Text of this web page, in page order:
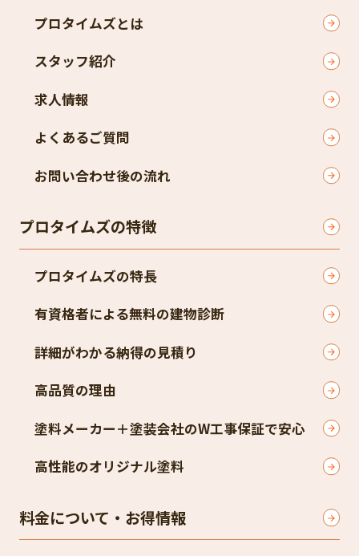
プロタイムズとは
スタッフ紹介
求人情報
よくあるご質問
お問い合わせ後の流れ
プロタイムズの特徴
プロタイムズの特長
有資格者による無料の建物診断
詳細がわかる納得の見積り
高品質の理由
塗料メーカー＋塗装会社のW工事保証で安心
高性能のオリジナル塗料
料金について・お得情報